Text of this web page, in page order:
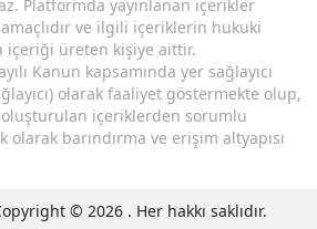
Platformda yayınlanan içerikler
ve ilgili içeriklerin hukuki
üreten kişiye aittir.
Kanun kapsamında yer sağlayıcı
olarak faaliyet göstermekte olup,
oluşturulan içeriklerden sorumlu
barındırma ve erişim altyapısı
© 2026 . Her hakkı saklıdır.